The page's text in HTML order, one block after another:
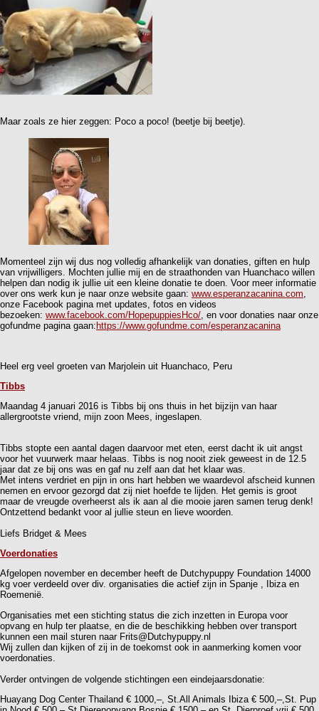
Maar zoals ze hier zeggen: Poco a poco! (beetje bij beetje).
Momenteel zijn wij dus nog volledig afhankelijk van donaties, giften en hulp
van vrijwilligers. Mochten jullie mij en de straathonden van Huanchaco willen
helpen dan nodig ik jullie uit een kleine donatie te doen. Voor meer informatie
over ons werk kun je naar onze website gaan: www.esperanzacanina.com,
onze Facebook pagina met updates, fotos en videos
bezoeken: www.facebook.com/HopepuppiesHco/, en voor donaties naar onze
gofundme pagina gaan: https://www.gofundme.com/esperanzacanina
Heel erg veel groeten van Marjolein uit Huanchaco, Peru
Tibbs
Maandag 4 januari 2016 is Tibbs bij ons thuis in het bijzijn van haar
allergrootste vriend, mijn zoon Mees, ingeslapen.
Tibbs stopte een aantal dagen daarvoor met eten, eerst dacht ik uit angst
voor het vuurwerk maar helaas. Tibbs is nog nooit ziek geweest in de 12.5
jaar dat ze bij ons was en gaf nu zelf aan dat het klaar was.
Met intens verdriet en pijn in ons hart hebben we waardevol afscheid kunnen
nemen en ervoor gezorgd dat zij niet hoefde te lijden. Het gemis is groot
maar de vreugde overheerst als ik aan al die mooie jaren samen terug denk!
Ontzettend bedankt voor al jullie steun en lieve woorden.
Liefs Bridget & Mees
Voerdonaties
Afgelopen november en december heeft de Dutchypuppy Foundation 14000
kg voer verdeeld over div. organisaties die actief zijn in Spanje , Ibiza en
Roemenië.
Organisaties met een stichting status die zich inzetten in Europa voor
opvang en hulp ter plaatse, en die de beschikking hebben over transport
kunnen een mail sturen naar Frits@Dutchypuppy.nl
Wij zullen dan kijken of zij in de toekomst ook in aanmerking komen voor
voerdonaties.
Verder ontvingen de volgende stichtingen een eindejaarsdonatie:
Huayang Dog Center Thailand € 1000,–, St.All Animals Ibiza € 500,–,St. Pup